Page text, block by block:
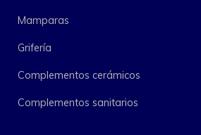
Mamparas
Grifería
Complementos cerámicos
Complementos sanitarios